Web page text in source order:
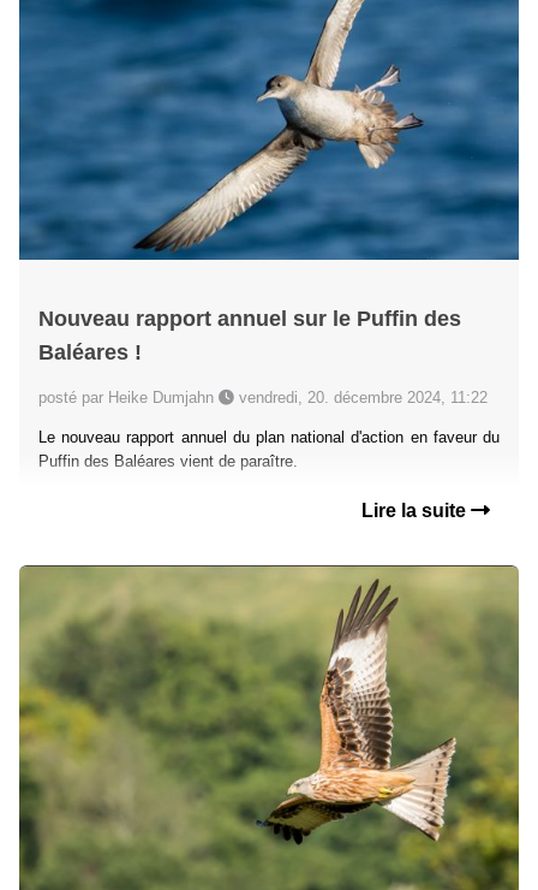
Nouveau rapport annuel sur le Puffin des
Baléares !
posté par Heike Dumjahn vendredi, 20. décembre 2024, 11:22
Le nouveau rapport annuel du plan national d'action en faveur du
Puffin des Baléares vient de paraître.
Lire la suite